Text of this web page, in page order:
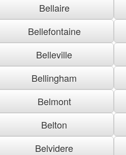
Bellaire
Bellefontaine
Belleville
Bellingham
Belmont
Belton
Belvidere